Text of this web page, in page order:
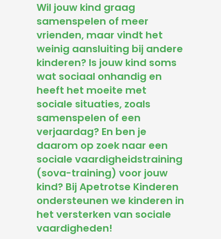
-- Gevoelig kind
-- Boos kind
-- Verlegen kind
-- Weinig vrienden
Trainingen
-- Training Zelfvertrouwen
-- Weerbaarheidstraining kind
-- Faalangst training kind
-- Training emoties kind
-- Sova-training kind
Artikelen
Wil jouw kind graag
samenspelen of meer
vrienden, maar vindt het
weinig aansluiting bij andere
kinderen? Is jouw kind soms
wat sociaal onhandig en
heeft het moeite met
sociale situaties, zoals
samenspelen of een
verjaardag? En ben je
daarom op zoek naar een
sociale vaardigheidstraining
(sova-training) voor jouw
kind? Bij Apetrotse Kinderen
ondersteunen we kinderen in
het versterken van sociale
vaardigheden!